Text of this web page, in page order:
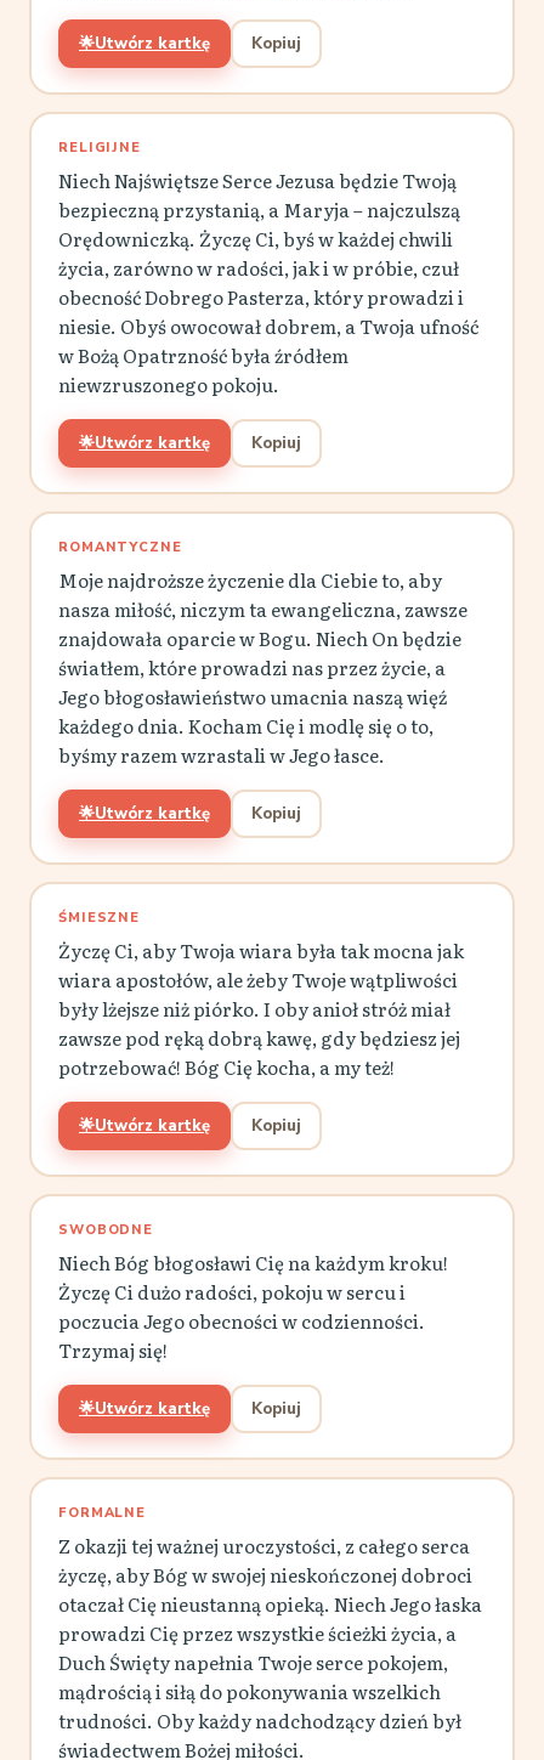
🌟Utwórz kartkę Kopiuj
RELIGIJNE
Niech Najświętsze Serce Jezusa będzie Twoją
bezpieczną przystanią, a Maryja – najczulszą
Orędowniczką. Życzę Ci, byś w każdej chwili
życia, zarówno w radości, jak i w próbie, czuł
obecność Dobrego Pasterza, który prowadzi i
niesie. Obyś owocował dobrem, a Twoja ufność
w Bożą Opatrzność była źródłem
niewzruszonego pokoju.
🌟Utwórz kartkę Kopiuj
ROMANTYCZNE
Moje najdroższe życzenie dla Ciebie to, aby
nasza miłość, niczym ta ewangeliczna, zawsze
znajdowała oparcie w Bogu. Niech On będzie
światłem, które prowadzi nas przez życie, a
Jego błogosławieństwo umacnia naszą więź
każdego dnia. Kocham Cię i modlę się o to,
byśmy razem wzrastali w Jego łasce.
🌟Utwórz kartkę Kopiuj
ŚMIESZNE
Życzę Ci, aby Twoja wiara była tak mocna jak
wiara apostołów, ale żeby Twoje wątpliwości
były lżejsze niż piórko. I oby anioł stróż miał
zawsze pod ręką dobrą kawę, gdy będziesz jej
potrzebować! Bóg Cię kocha, a my też!
🌟Utwórz kartkę Kopiuj
SWOBODNE
Niech Bóg błogosławi Cię na każdym kroku!
Życzę Ci dużo radości, pokoju w sercu i
poczucia Jego obecności w codzienności.
Trzymaj się!
🌟Utwórz kartkę Kopiuj
FORMALNE
Z okazji tej ważnej uroczystości, z całego serca
życzę, aby Bóg w swojej nieskończonej dobroci
otaczał Cię nieustanną opieką. Niech Jego łaska
prowadzi Cię przez wszystkie ścieżki życia, a
Duch Święty napełnia Twoje serce pokojem,
mądrością i siłą do pokonywania wszelkich
trudności. Oby każdy nadchodzący dzień był
świadectwem Bożej miłości.